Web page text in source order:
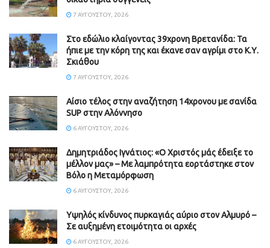
7 ΑΥΓΟΎΣΤΟΥ, 2026
Στο εδώλιο κλαίγοντας 39χρονη Βρετανίδα: Τα
ήπιε με την κόρη της και έκανε σαν αγρίμι στο Κ.Υ.
Σκιάθου
7 ΑΥΓΟΎΣΤΟΥ, 2026
Αίσιο τέλος στην αναζήτηση 14χρονου με σανίδα
SUP στην Αλόννησο
6 ΑΥΓΟΎΣΤΟΥ, 2026
Δημητριάδος Ιγνάτιος: «Ο Χριστός μάς έδειξε το
μέλλον μας» – Με λαμπρότητα εορτάστηκε στον
Βόλο η Μεταμόρφωση
6 ΑΥΓΟΎΣΤΟΥ, 2026
Υψηλός κίνδυνος πυρκαγιάς αύριο στον Αλμυρό –
Σε αυξημένη ετοιμότητα οι αρχές
6 ΑΥΓΟΎΣΤΟΥ, 2026